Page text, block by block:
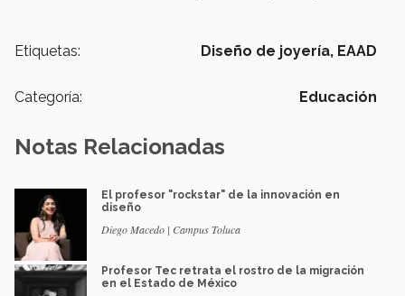
Etiquetas: Diseño de joyería, EAAD
Categoría: Educación
Notas Relacionadas
El profesor "rockstar" de la innovación en
diseño
Diego Macedo | Campus Toluca
Profesor Tec retrata el rostro de la migración
en el Estado de México